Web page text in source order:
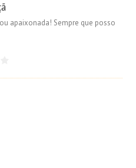
apaixonada! Sempre que posso